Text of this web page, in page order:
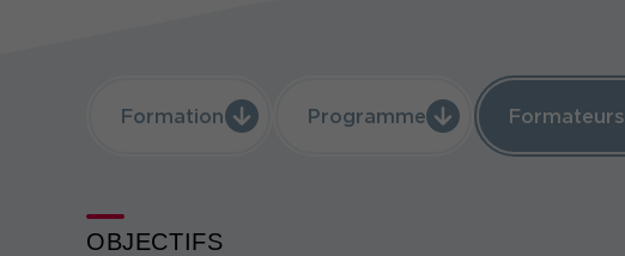
Formation Programme Formateurs
OBJECTIFS